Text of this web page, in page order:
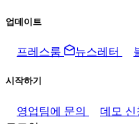
업데이트
프레스룸 뉴스레터
시작하기
영업팀에 문의 데모 신